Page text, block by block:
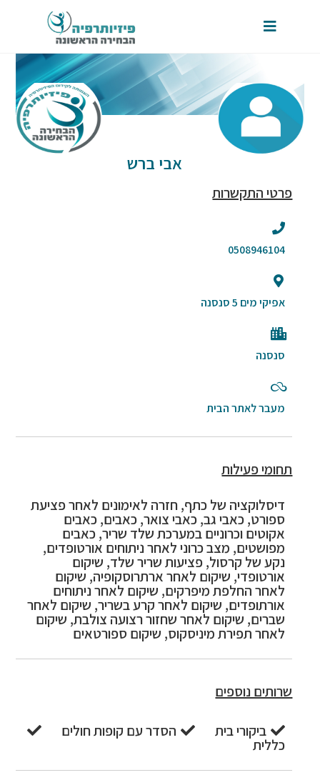
אבי ברש
פרטי התקשרות
0508946104
אפיקי מים 5 סנסנה
סנסנה
מעבר לאתר הבית
תחומי פעילות
דיסלוקציה של כתף, חזרה לאימונים לאחר פציעת
ספורט, כאבי גב, כאבי צואר, כאבים, כאבים
אקוטים וכרוניים במערכת שלד שריר, כאבים
מפושטים, מצב כרוני לאחר ניתוחים אורטופדים,
נקע של קרסול, פציעות שריר שלד, שיקום
אורטופדי, שיקום לאחר ארתרוסקופיה, שיקום
לאחר החלפת מיפרקים, שיקום לאחר ניתוחים
אורתופדים, שיקום לאחר קרע בשריר, שיקום לאחר
שברים, שיקום לאחר שחזור רצועה צולבת, שיקום
לאחר תפירת מיניסקוס, שיקום ספורטאים
שרותים נוספים
ביקורי בית הסדר עם קופות חולים
כללית